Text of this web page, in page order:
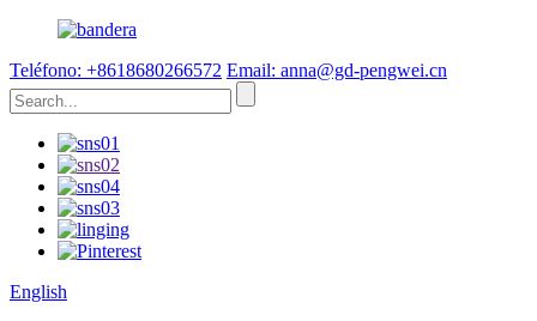
Teléfono: +8618680266572 Email: anna@gd-pengwei.cn
English